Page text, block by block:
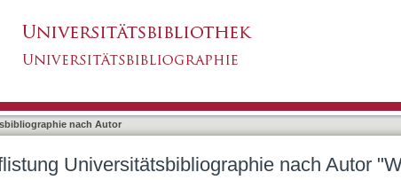
nach Autor
Universitätsbibliographie nach Autor